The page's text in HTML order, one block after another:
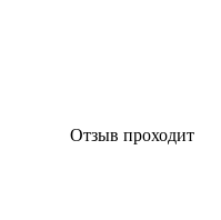
Отзыв проходит